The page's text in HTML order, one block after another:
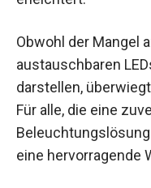
Obwohl der Mangel
austauschbaren
darstellen,
Für alle, die eine
eine hervorragende